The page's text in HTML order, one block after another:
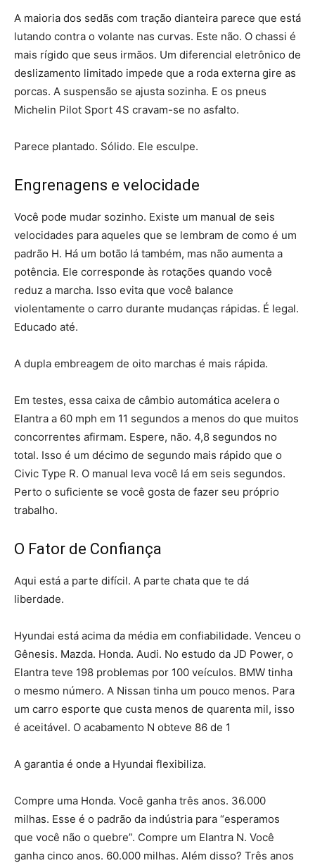
A maioria dos sedãs com tração dianteira parece que está
lutando contra o volante nas curvas. Este não. O chassi é
mais rígido que seus irmãos. Um diferencial eletrônico de
deslizamento limitado impede que a roda externa gire as
porcas. A suspensão se ajusta sozinha. E os pneus
Michelin Pilot Sport 4S cravam-se no asfalto.
Parece plantado. Sólido. Ele esculpe.
Engrenagens e velocidade
Você pode mudar sozinho. Existe um manual de seis
velocidades para aqueles que se lembram de como é um
padrão H. Há um botão lá também, mas não aumenta a
potência. Ele corresponde às rotações quando você
reduz a marcha. Isso evita que você balance
violentamente o carro durante mudanças rápidas. É legal.
Educado até.
A dupla embreagem de oito marchas é mais rápida.
Em testes, essa caixa de câmbio automática acelera o
Elantra a 60 mph em 11 segundos a menos do que muitos
concorrentes afirmam. Espere, não. 4,8 segundos no
total. Isso é um décimo de segundo mais rápido que o
Civic Type R. O manual leva você lá em seis segundos.
Perto o suficiente se você gosta de fazer seu próprio
trabalho.
O Fator de Confiança
Aqui está a parte difícil. A parte chata que te dá
liberdade.
Hyundai está acima da média em confiabilidade. Venceu o
Gênesis. Mazda. Honda. Audi. No estudo da JD Power, o
Elantra teve 198 problemas por 100 veículos. BMW tinha
o mesmo número. A Nissan tinha um pouco menos. Para
um carro esporte que custa menos de quarenta mil, isso
é aceitável. O acabamento N obteve 86 de 1
A garantia é onde a Hyundai flexibiliza.
Compre uma Honda. Você ganha três anos. 36.000
milhas. Esse é o padrão da indústria para “esperamos
que você não o quebre”. Compre um Elantra N. Você
ganha cinco anos. 60.000 milhas. Além disso? Três anos